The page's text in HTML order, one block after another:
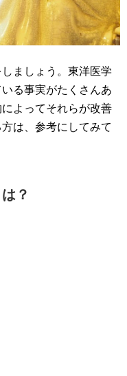
ましょう。東洋医学
る事実がたくさんあ
よってそれらが改善
は、参考にしてみて
？